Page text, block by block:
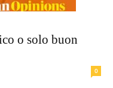
o solo buon
0